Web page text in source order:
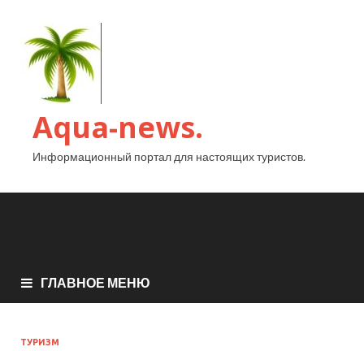
Aqua-news.
Информационный портал для настоящих туристов.
ГЛАВНОЕ МЕНЮ
ТУРИЗМ